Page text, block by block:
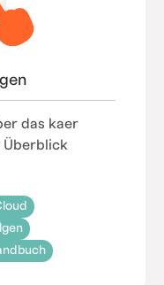
das kaer
Überblick